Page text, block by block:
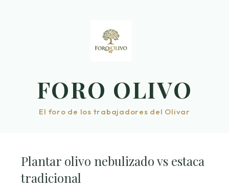
FORO OLIVO
El foro de los trabajadores del Olivar
Plantar olivo nebulizado vs estaca
tradicional